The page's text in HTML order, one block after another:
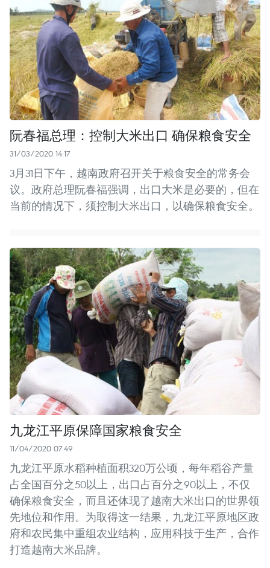
阮春福总理：控制大米出口 确保粮食安全
31/03/2020 14:17
3月31日下午，越南政府召开关于粮食安全的常务会
议。政府总理阮春福强调，出口大米是必要的，但在
当前的情况下，须控制大米出口，以确保粮食安全。
九龙江平原保障国家粮食安全
11/04/2020 07:49
九龙江平原水稻种植面积320万公顷，每年稻谷产量
占全国百分之50以上，出口占百分之90以上，不仅
确保粮食安全，而且还体现了越南大米出口的世界领
先地位和作用。为取得这一结果，九龙江平原地区政
府和农民集中重组农业结构，应用科技于生产，合作
打造越南大米品牌。